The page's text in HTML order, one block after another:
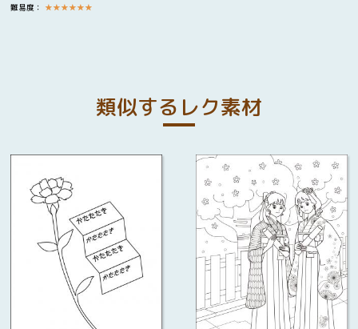
難易度： ★★★★★★
類似するレク素材